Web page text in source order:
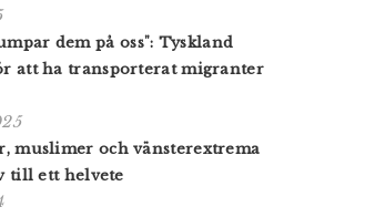
dem på oss": Tyskland
att ha transporterat migranter
muslimer och vänsterextrema
till ett helvete